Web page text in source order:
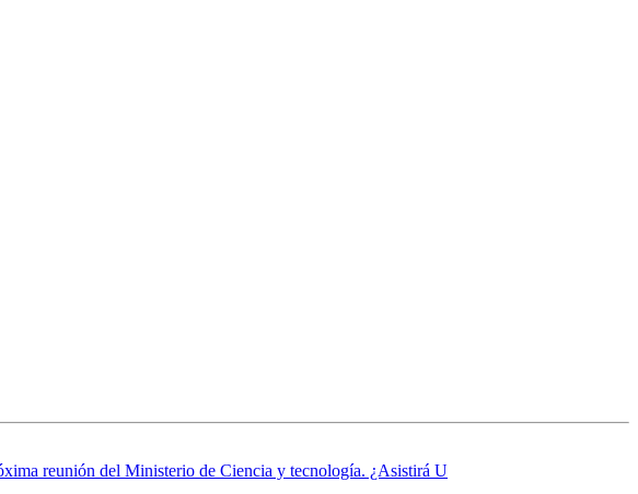
reunión del Ministerio de Ciencia y tecnología. ¿Asistirá U